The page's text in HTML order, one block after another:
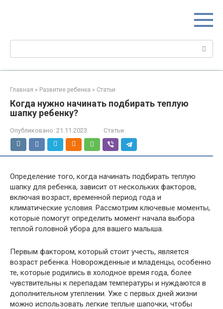
Поиск:
Главная » Развитие ребенка » Статьи
Когда нужно начинать подбирать теплую
шапку ребенку?
Опубликовано: 21.11.2023 Статьи
Определение того, когда начинать подбирать теплую
шапку для ребенка, зависит от нескольких факторов,
включая возраст, временной период года и
климатические условия. Рассмотрим ключевые моменты,
которые помогут определить момент начала выбора
теплой головной убора для вашего малыша.
Первым фактором, который стоит учесть, является
возраст ребенка. Новорожденные и младенцы, особенно
те, которые родились в холодное время года, более
чувствительны к перепадам температуры и нуждаются в
дополнительном утеплении. Уже с первых дней жизни
можно использовать легкие теплые шапочки, чтобы